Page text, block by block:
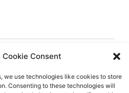
Cookie Consent
we use technologies like cookies to store
Consenting to these technologies will
|Nederlands